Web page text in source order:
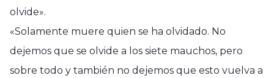
olvide».
«Solamente muere quien se ha olvidado. No
dejemos que se olvide a los siete mauchos, pero
sobre todo y también no dejemos que esto vuelva a